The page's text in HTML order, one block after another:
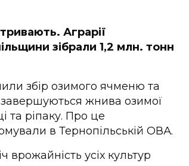
Аграрії
зібрали 1,2 млн. тонн
збір озимого ячменю та
завершуються жнива озимої
та ріпаку. Про це
в Тернопільській ОВА.
врожайність усіх культур